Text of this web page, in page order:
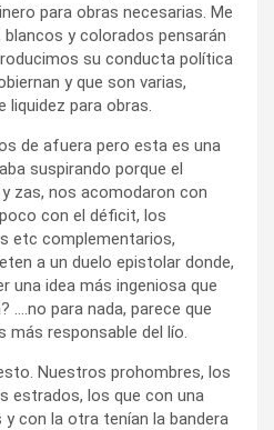
para obras necesarias. Me
y colorados pensarán
su conducta política
y que son varias,
liquidez para obras.
de afuera pero esta es una
suspirando porque el
zas, nos acomodaron con
con el déficit, los
etc complementarios,
a un duelo epistolar donde,
una idea más ingeniosa que
….no para nada, parece que
más responsable del lío.
Nuestros prohombres, los
estrados, los que con una
con la otra tenían la bandera